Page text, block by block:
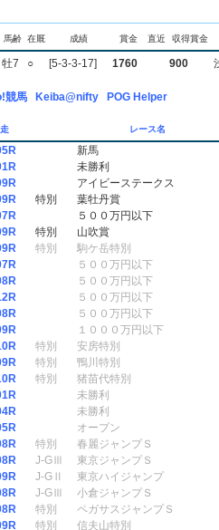
馬齢 在厩 成績 賞金 直近 収得賞金
牡7 ○ [5-3-3-17] 1760 900
競馬 Keiba@nifty POG Helper
レース名
新馬
未勝利
アイビーステークス
特別 葉牡丹賞
５００万円以下
特別 山吹賞
特別 駒ケ岳特別
５００万円以下
５００万円以下
５００万円以下
５００万円以下
１０００万円以下
特別 安房特別
特別 鴨川特別
特別 猪苗代特別
未勝利
未勝利
オープン
特別 春麗ジャンプＳ
J-GⅢ 東京ジャンプＳ
J-GⅡ 東京ハイジャンプ
J-GⅢ 小倉ジャンプＳ
特別 ペガサスジャンプＳ
特別 信夫山特別